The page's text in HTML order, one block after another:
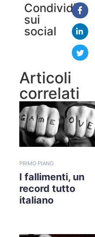
Condividi
sui
social
Articoli
correlati
PRIMO PIANO
I fallimenti, un
record tutto
italiano